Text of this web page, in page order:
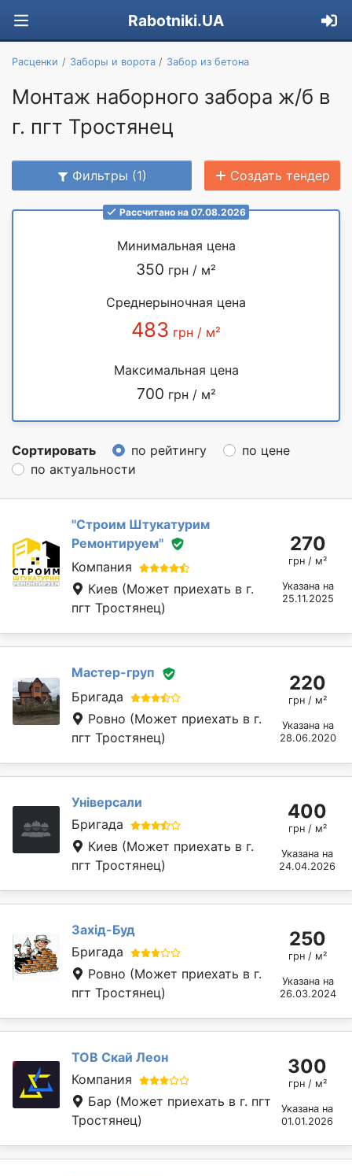
Rabotniki.UA
Расценки Заборы и ворота Забор из бетона
Монтаж наборного забора ж/б в
г. пгт Тростянец
Фильтры (1) Создать тендер
Рассчитано на 07.08.2026
Минимальная цена
350 грн / м²
Среднерыночная цена
483 грн / м²
Максимальная цена
700 грн / м²
Сортировать по рейтингу
по цене
по актуальности
''Строим Штукатурим
Ремонтируем''
Компания
Киев (Может приехать в г.
пгт Тростянец)
270
грн / м²
Указана на
25.11.2025
Мастер-груп
Бригада
Ровно (Может приехать в г.
пгт Тростянец)
220
грн / м²
Указана на
28.06.2020
Універсали
Бригада
Киев (Может приехать в г.
пгт Тростянец)
400
грн / м²
Указана на
24.04.2026
Захід-Буд
Бригада
Ровно (Может приехать в г.
пгт Тростянец)
250
грн / м²
Указана на
26.03.2024
ТОВ Скай Леон
Компания
Бар (Может приехать в г. пгт
Тростянец)
300
грн / м²
Указана на
01.01.2026